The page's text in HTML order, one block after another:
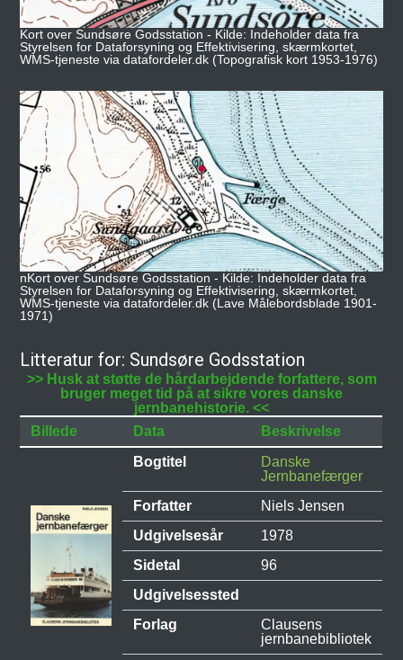
Kort over Sundsøre Godsstation - Kilde: Indeholder data fra
Styrelsen for Dataforsyning og Effektivisering, skærmkortet,
WMS-tjeneste via datafordeler.dk (Topografisk kort 1953-1976)
nKort over Sundsøre Godsstation - Kilde: Indeholder data fra
Styrelsen for Dataforsyning og Effektivisering, skærmkortet,
WMS-tjeneste via datafordeler.dk (Lave Målebordsblade 1901-
1971)
Litteratur for: Sundsøre Godsstation
>> Husk at støtte de hårdarbejdende forfattere, som
bruger meget tid på at sikre vores danske
jernbanehistorie. <<
Billede
Data
Beskrivelse
Bogtitel
Danske
Jernbanefærger
Forfatter
Niels Jensen
Udgivelsesår
1978
Sidetal
96
Udgivelsessted
Forlag
Clausens
jernbanebibliotek